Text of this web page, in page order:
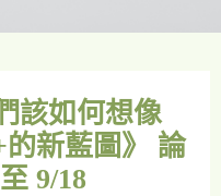
該如何想像
新藍圖》 論
9/18